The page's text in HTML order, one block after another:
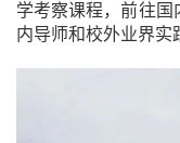
学考察课程，前往
内导师和校外业界实